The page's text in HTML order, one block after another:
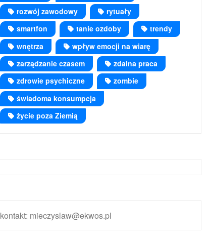
rozwój zawodowy
rytuały
smartfon
tanie ozdoby
trendy
wnętrza
wpływ emocji na wiarę
zarządzanie czasem
zdalna praca
zdrowie psychiczne
zombie
świadoma konsumpcja
życie poza Ziemią
kontakt: mieczyslaw@ekwos.pl